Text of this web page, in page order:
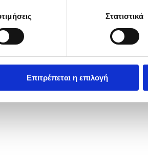
Στατιστικά
Επιτρέπεται η επιλογή
first-round match against Austria's